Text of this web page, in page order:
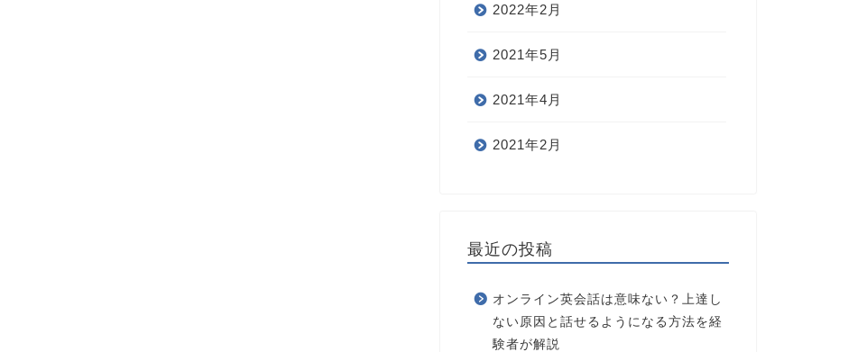
2022年2月
2021年5月
2021年4月
2021年2月
最近の投稿
オンライン英会話は意味ない？上達し
ない原因と話せるようになる方法を経
験者が解説